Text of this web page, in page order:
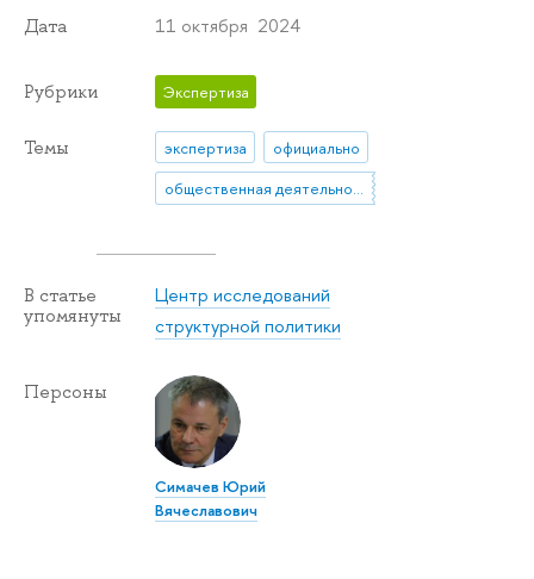
Дата 11 октября 2024
Рубрики Экспертиза
Темы экспертиза
официально
общественная деятельность
В статье
упомянуты
Центр исследований
структурной политики
Персоны
Симачев Юрий
Вячеславович